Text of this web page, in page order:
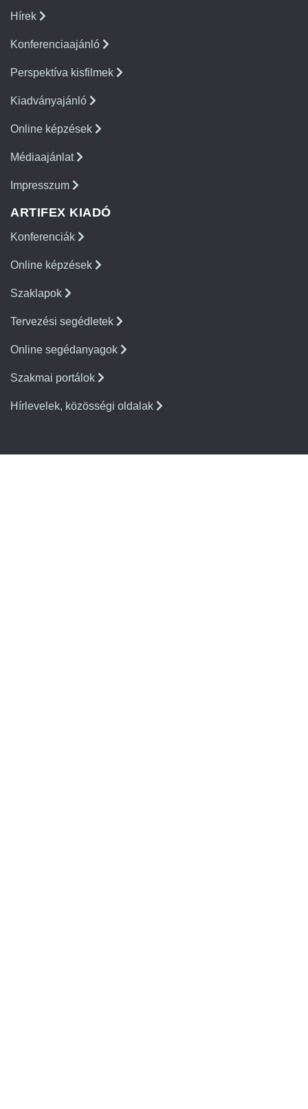
Hírek
Konferenciaajánló
Perspektíva kisfilmek
Kiadványajánló
Online képzések
Médiaajánlat
Impresszum
ARTIFEX KIADÓ
Konferenciák
Online képzések
Szaklapok
Tervezési segédletek
Online segédanyagok
Szakmai portálok
Hírlevelek, közösségi oldalak